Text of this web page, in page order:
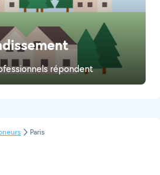
répondent
Paris